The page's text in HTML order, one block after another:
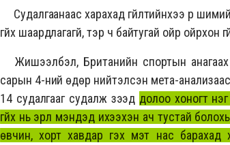
Судалгаанаас харахад гүйлтийнхээ үр
гүйх шаардлагагүй, тэр ч байтугай ойр ойрхон
Жишээлбэл, Британийн спортын анагаах
сарын 4-ний өдөр нийтэлсэн мета-анализаас
14 судалгааг судалж үзээд долоо хоногт
гүйх нь эрүүл мэндэд ихээхэн ач тустай
өвчин, хорт хавдар гэх мэт нас барахад